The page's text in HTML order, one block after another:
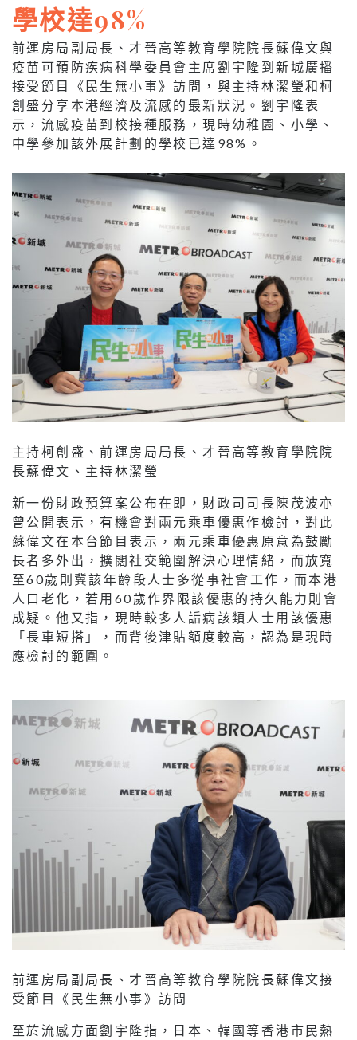
學校達98%
前運房局副局長、才晉高等教育學院院長蘇偉文與
疫苗可預防疾病科學委員會主席劉宇隆到新城廣播
接受節目《民生無小事》訪問，與主持林潔瑩和柯
創盛分享本港經濟及流感的最新狀況。劉宇隆表
示，流感疫苗到校接種服務，現時幼稚園、小學、
中學參加該外展計劃的學校已達98%。
主持柯創盛、前運房局局長、才晉高等教育學院院
長蘇偉文、主持林潔瑩
新一份財政預算案公布在即，財政司司長陳茂波亦
曾公開表示，有機會對兩元乘車優惠作檢討，對此
蘇偉文在本台節目表示，兩元乘車優惠原意為鼓勵
長者多外出，擴闊社交範圍解決心理情緒，而放寬
至60歲則冀該年齡段人士多從事社會工作，而本港
人口老化，若用60歲作界限該優惠的持久能力則會
成疑。他又指，現時較多人詬病該類人士用該優惠
「長車短搭」，而背後津貼額度較高，認為是現時
應檢討的範圍。
前運房局副局長、才晉高等教育學院院長蘇偉文接
受節目《民生無小事》訪問
至於流感方面劉宇隆指，日本、韓國等香港市民熱